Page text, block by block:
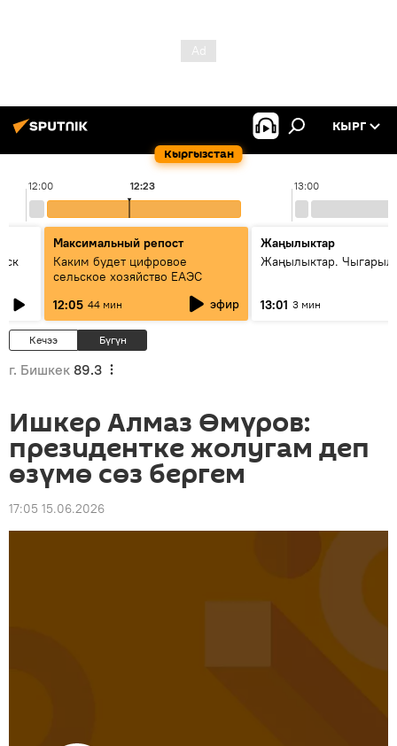
Кыргызстан
КЫРГ
12:00 13:00
12:23
Максимальный репост
Каким будет цифровое
сельское хозяйство ЕАЭС
12:05 44 мин эфир
Жаңылыктар
Жаңылыктар.
13:01 3 мин
Кечээ Бүгүн
г. Бишкек 89.3
Ишкер Алмаз Өмүров:
президентке жолугам деп
өзүмө сөз бергем
17:05 15.06.2026